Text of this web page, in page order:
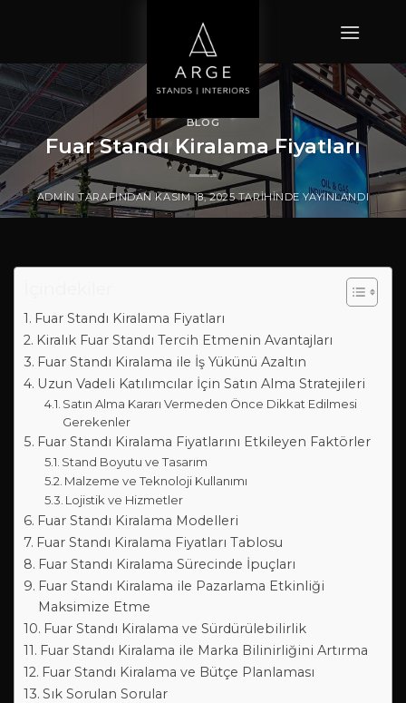
BLOG
Fuar Standı Kiralama Fiyatları
ADMIN TARAFINDAN KASIM 18, 2025TARIHINDE YAYINLANDI
Fuar Standı Kiralama Fiyatları
Kiralık Fuar Standı Tercih Etmenin Avantajları
Fuar Standı Kiralama ile İş Yükünü Azaltın
Uzun Vadeli Katılımcılar İçin Satın Alma Stratejileri
Satın Alma Kararı Vermeden Önce Dikkat Edilmesi
Gerekenler
Fuar Standı Kiralama Fiyatlarını Etkileyen Faktörler
Stand Boyutu ve Tasarım
Malzeme ve Teknoloji Kullanımı
Lojistik ve Hizmetler
Fuar Standı Kiralama Modelleri
Fuar Standı Kiralama Fiyatları Tablosu
Fuar Standı Kiralama Sürecinde İpuçları
Fuar Standı Kiralama ile Pazarlama Etkinliği
Maksimize Etme
Fuar Standı Kiralama ve Sürdürülebilirlik
Fuar Standı Kiralama ile Marka Bilinirliğini Artırma
Fuar Standı Kiralama ve Bütçe Planlaması
Sık Sorulan Sorular